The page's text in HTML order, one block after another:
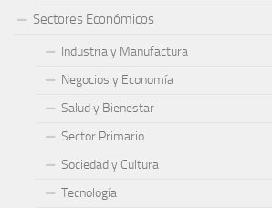
Sectores Económicos
Industria y Manufactura
Negocios y Economía
Salud y Bienestar
Sector Primario
Sociedad y Cultura
Tecnología